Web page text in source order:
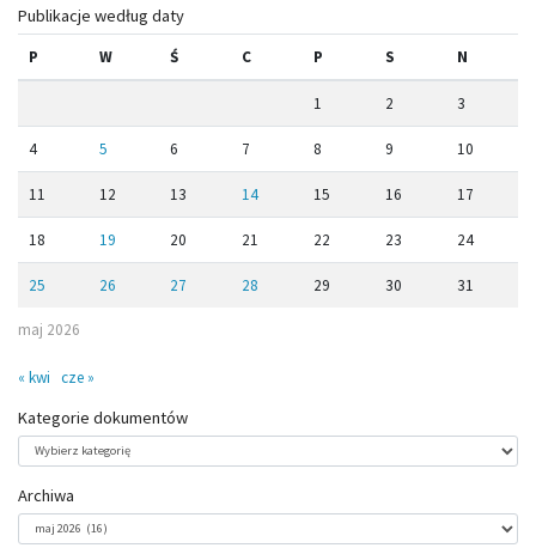
Publikacje według daty
maj 2026
P W Ś C P S N
1 2 3
4 5 6 7 8 9 10
11 12 13 14 15 16 17
18 19 20 21 22 23 24
25 26 27 28 29 30 31
« kwi cze »
Kategorie dokumentów
Kategorie
dokumentów
Archiwa
Archiwa